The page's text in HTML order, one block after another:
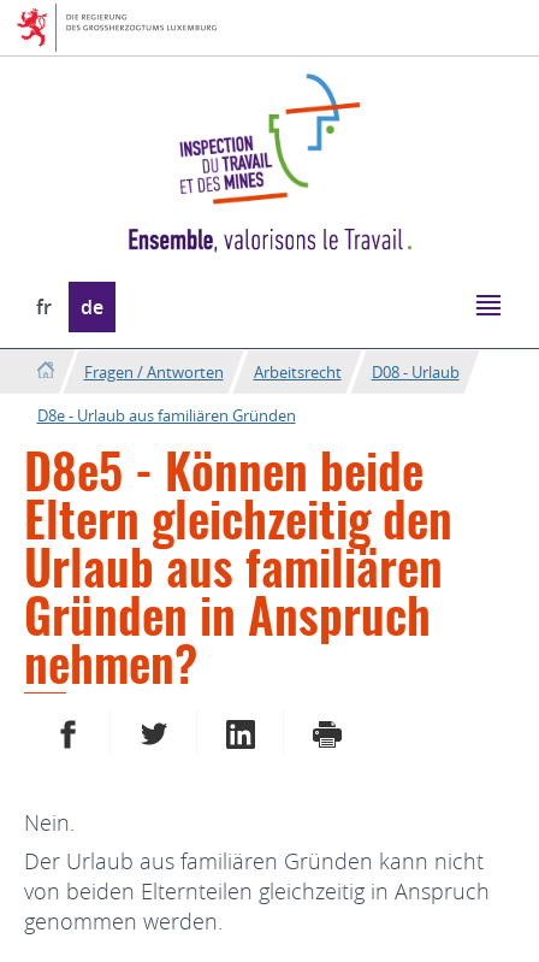
Zur
Navigation
Zum
Inhalt
Sprache
wechseln
fr de
Fragen / Antworten Arbeitsrecht
D08 - Urlaub
D8e - Urlaub aus familiären Gründen
D8e5 - Können beide
Eltern gleichzeitig den
Urlaub aus familiären
Gründen in Anspruch
nehmen?
AUF FACEBOOK TEILENAUF TWITTER TEILENAUF LINKEDIN TEILEN
DRUCKEN
Nein.
Der Urlaub aus familiären Gründen kann nicht
von beiden Elternteilen gleichzeitig in Anspruch
genommen werden.